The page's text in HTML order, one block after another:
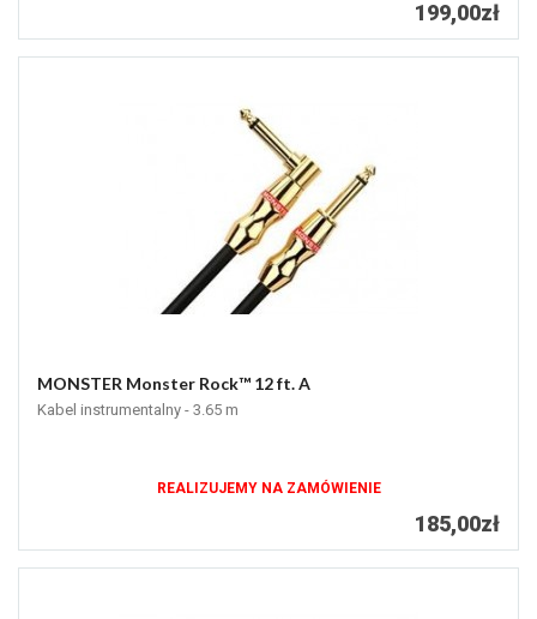
199,00zł
MONSTER Monster Rock™ 12 ft. A
Kabel instrumentalny - 3.65 m
REALIZUJEMY NA ZAMÓWIENIE
185,00zł